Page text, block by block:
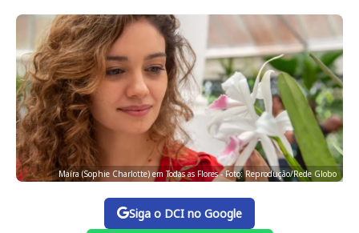
Maíra (Sophie Charlotte) em Todas as Flores - Foto: Reprodução/Rede Globo
Siga o DCI no Google